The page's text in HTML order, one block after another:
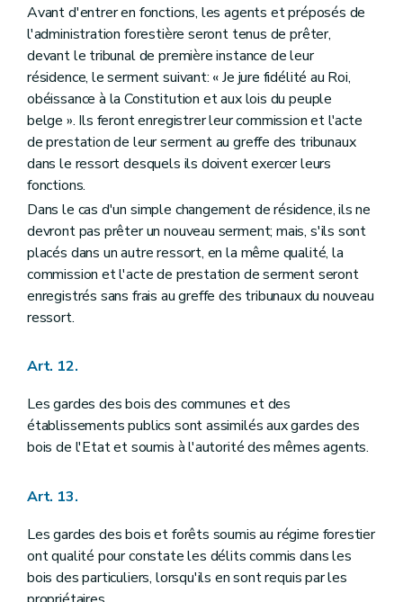
Art. 179bis
Art. 180
Art. 181
Art. 182
Art. 183
Art. 184
Titre XIV Des subventions de la Région wallonne
Art. 185
Avant d'entrer en fonctions, les agents et préposés de
l'administration forestière seront tenus de prêter,
devant le tribunal de première instance de leur
résidence, le serment suivant: « Je jure fidélité au Roi,
obéissance à la Constitution et aux lois du peuple
belge ». Ils feront enregistrer leur commission et l'acte
de prestation de leur serment au greffe des tribunaux
dans le ressort desquels ils doivent exercer leurs
fonctions.
Dans le cas d'un simple changement de résidence, ils ne
devront pas prêter un nouveau serment; mais, s'ils sont
placés dans un autre ressort, en la même qualité, la
commission et l'acte de prestation de serment seront
enregistrés sans frais au greffe des tribunaux du nouveau
ressort.
Art. 12.
Les gardes des bois des communes et des
établissements publics sont assimilés aux gardes des
bois de l'Etat et soumis à l'autorité des mêmes agents.
Art. 13.
Les gardes des bois et forêts soumis au régime forestier
ont qualité pour constate les délits commis dans les
bois des particuliers, lorsqu'ils en sont requis par les